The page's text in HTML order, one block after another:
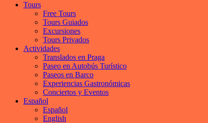
Tours
Free Tours
Tours Guiados
Excursiones
Tours Privados
Actividades
Translados en Praga
Paseo en Autobús Turístico
Paseos en Barco
Experiencias Gastronómicas
Conciertos y Eventos
Español
Español
English